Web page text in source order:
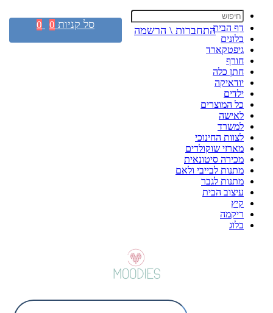
דף הבית
בלונים
גיפטקארד
חורף
חתן כלה
יודאיקה
ילדים
כל המוצרים
לאישה
למשרד
לצוות החינוכי
מארזי שוקולדים
מכירה סיטונאית
מתנות לבייבי ולאם
מתנות לגבר
עיצוב הבית
קיץ
ריקמה
בלוג
התחברות \ הרשמה סל קניות 0
0